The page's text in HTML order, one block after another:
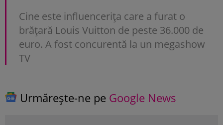
Cine este influencerița care a furat o
brățară Louis Vuitton de peste 36.000 de
euro. A fost concurentă la un megashow
TV
Urmărește-ne pe Google News